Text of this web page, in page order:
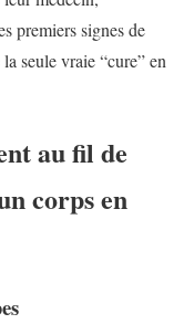
premiers signes de
seule vraie “cure” en
au fil de
corps en